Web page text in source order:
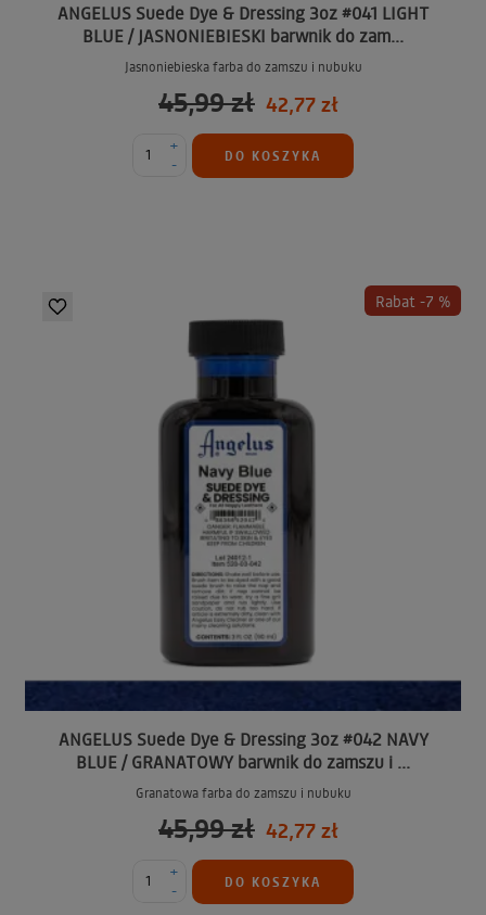
ANGELUS Suede Dye & Dressing 3oz #041 LIGHT
BLUE / JASNONIEBIESKI barwnik do zam...
Jasnoniebieska farba do zamszu i nubuku
45,99 zł 42,77 zł
-
+
DO KOSZYKA
Rabat -7 %
ANGELUS Suede Dye & Dressing 3oz #042 NAVY
BLUE / GRANATOWY barwnik do zamszu i ...
Granatowa farba do zamszu i nubuku
45,99 zł 42,77 zł
-
+
DO KOSZYKA